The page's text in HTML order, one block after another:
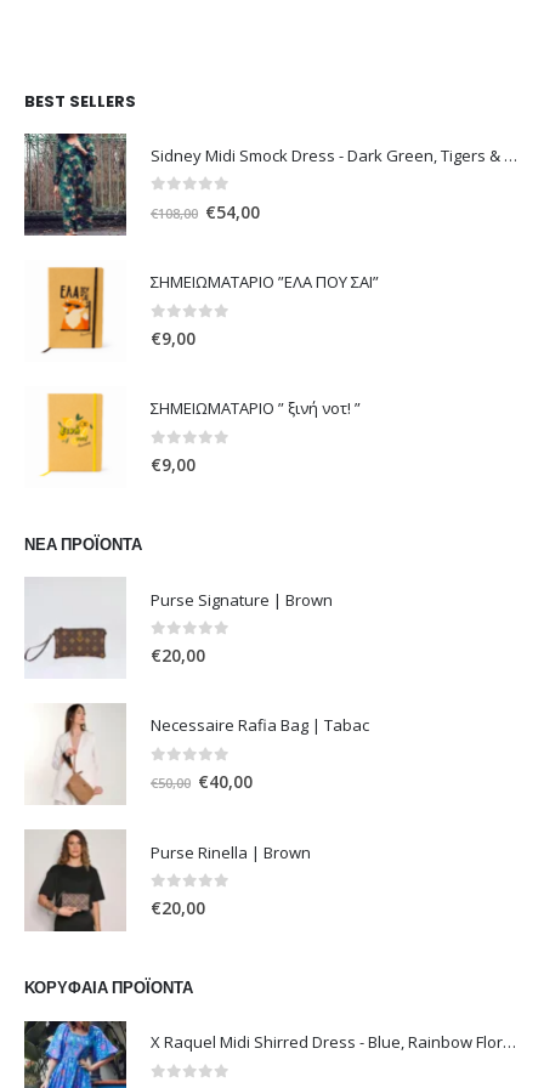
BEST SELLERS
Sidney Midi Smock Dress - Dark Green, Tigers & Palms D1169
€108,00 Original
€108,00.
€54,00Η
είναι:
ΣΗΜΕΙΩΜΑΤΑΡΙΟ ”ΕΛΑ ΠΟΥ ΣΑΙ”
0 out of 5
€9,00
ΣΗΜΕΙΩΜΑΤΑΡΙΟ ” ξινή νοτ! ”
0 out of 5
€9,00
ΝΈΑ ΠΡΟΪΌΝΤΑ
Purse Signature | Brown
0 out of 5
€20,00
Necessaire Rafia Bag | Tabac
€50,00 Original
€50,00.
€40,00Η
είναι:
Purse Rinella | Brown
0 out of 5
€20,00
ΚΟΡΥΦΑΊΑ ΠΡΟΪΌΝΤΑ
X Raquel Midi Shirred Dress - Blue, Rainbow Floral Vine